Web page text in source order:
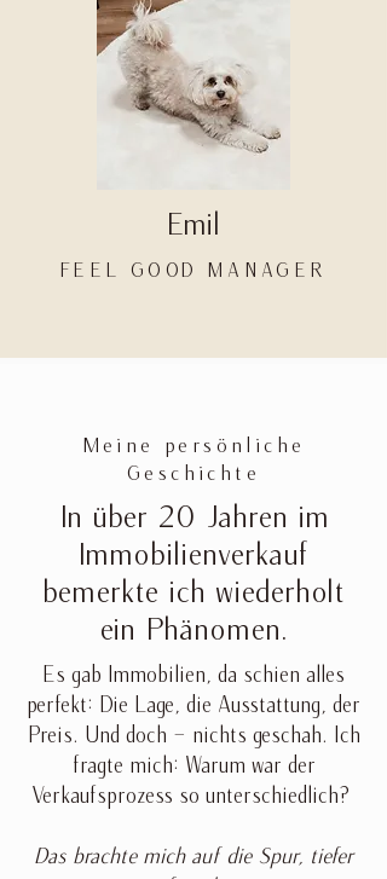
Emil
FEEL GOOD MANAGER
Meine persönliche
Geschichte
In über 20 Jahren im
Immobilienverkauf
bemerkte ich wiederholt
ein Phänomen.
Es gab Immobilien, da schien alles
perfekt: Die Lage, die Ausstattung, der
Preis. Und doch – nichts geschah. Ich
fragte mich: Warum war der
Verkaufsprozess so unterschiedlich?
Das brachte mich auf die Spur, tiefer